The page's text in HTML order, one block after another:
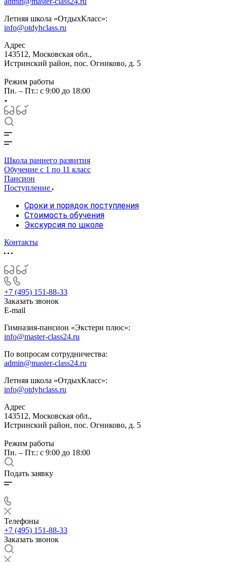
Летняя школа «ОтдыхКласс»:
info@otdyhclass.ru
Адрес
143512, Московская обл.,
Истринский район, пос. Огниково, д. 5
Режим работы
Пн. – Пт.: с 9:00 до 18:00
Школа раннего развития
Обучение с 1 по 11 класс
Пансион
Поступление
Сроки и порядок поступления
Стоимость обучения
Экскурсия по школе
Контакты
+7 (495) 151-88-33
Заказать звонок
E-mail
Гимназия-пансион «Экстерн плюс»:
info@master-class24.ru
По вопросам сотрудничества:
admin@master-class24.ru
Летняя школа «ОтдыхКласс»:
info@otdyhclass.ru
Адрес
143512, Московская обл.,
Истринский район, пос. Огниково, д. 5
Режим работы
Пн. – Пт.: с 9:00 до 18:00
Подать заявку
Телефоны
+7 (495) 151-88-33
Заказать звонок